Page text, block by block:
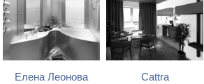
Елена Леонова Cattra